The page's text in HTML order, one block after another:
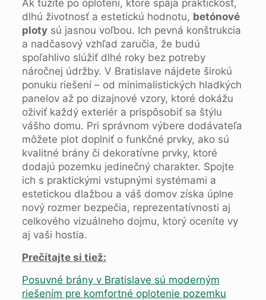
Ak túžite po oplotení, ktoré spája praktickosť,
dlhú životnosť a estetickú hodnotu, betónové
plotysú jasnou voľbou. Ich pevná konštrukcia
a nadčasový vzhľad zaručia, že budú
spoľahlivo slúžiť dlhé roky bez potreby
náročnej údržby. V Bratislave nájdete širokú
ponuku riešení – od minimalistických hladkých
panelov až po dizajnové vzory, ktoré dokážu
oživiť každý exteriér a prispôsobiť sa štýlu
vášho domu. Pri správnom výbere dodávateľa
môžete plot doplniť o funkčné prvky, ako sú
kvalitné brány či dekoratívne prvky, ktoré
dodajú pozemku jedinečný charakter. Spojte
ich s praktickými vstupnými systémami a
estetickou dlažbou a váš domov získa úplne
nový rozmer bezpečia, reprezentatívnosti aj
celkového vizuálneho dojmu, ktorý oceníte vy
aj vaši hostia.
Prečítajte si tiež:
Posuvné brány v Bratislave sú moderným
riešením pre komfortné oplotenie pozemku